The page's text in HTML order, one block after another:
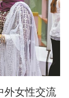
外女性交流